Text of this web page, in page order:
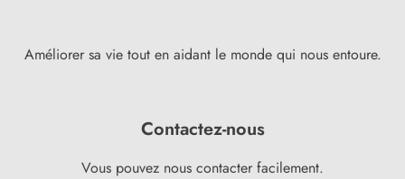
Améliorer sa vie tout en aidant le monde qui nous entoure.
Contactez-nous
Vous pouvez nous contacter facilement.